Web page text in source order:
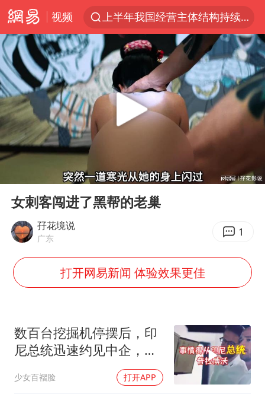
视频
上半年我国经营主体结构持续优化
上海有出现龙卷潜势
上海全域长途客运班次全部停运
今日15时起福州地铁高架区段停运
白海豚逼近浙闽沿海
国足U17与阿森纳决赛取消 并列冠军
王艺迪无缘横滨赛决赛
泰国：高度重视中国游客旅游体验
上海大部迎大暴雨
《龙餐馆》 冲奖
Play
女刺客闯进了黑帮的老巢
孖花境说
广东 1
打开网易新闻 体验效果更佳
数百台挖掘机停摆后，印
尼总统迅速约见中企，试
少女百褶脸 打开APP